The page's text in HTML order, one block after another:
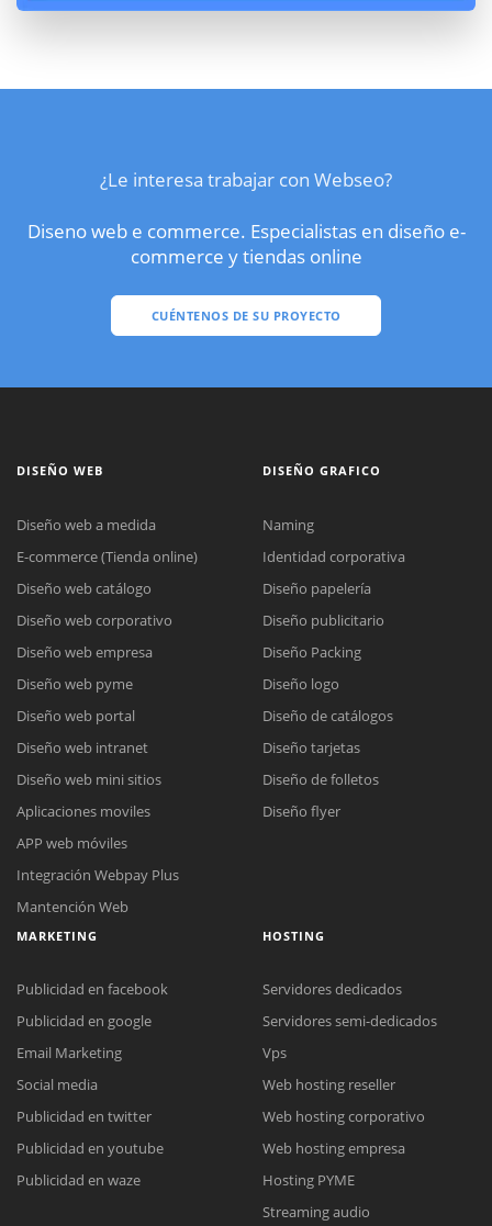
¿Le interesa trabajar con Webseo?
Diseno web e commerce. Especialistas en diseño e-
commerce y tiendas online
CUÉNTENOS DE SU PROYECTO
Reunión online
Meet para la reunión online.
Cotización
Chat Online
Todos nuestros ejecutivos están fuera de línea. Complete el formulario
DISEÑO WEB
Diseño web a medida
E-commerce (Tienda online)
Diseño web catálogo
Diseño web corporativo
Diseño web empresa
Diseño web pyme
Diseño web portal
Diseño web intranet
Diseño web mini sitios
Aplicaciones moviles
APP web móviles
Integración Webpay Plus
Mantención Web
DISEÑO GRAFICO
Naming
Identidad corporativa
Diseño papelería
Diseño publicitario
Diseño Packing
Diseño logo
Diseño de catálogos
Diseño tarjetas
Diseño de folletos
Diseño flyer
MARKETING
Publicidad en facebook
Publicidad en google
Email Marketing
Social media
Publicidad en twitter
Publicidad en youtube
Publicidad en waze
HOSTING
Servidores dedicados
Servidores semi-dedicados
Vps
Web hosting reseller
Web hosting corporativo
Web hosting empresa
Hosting PYME
Streaming audio